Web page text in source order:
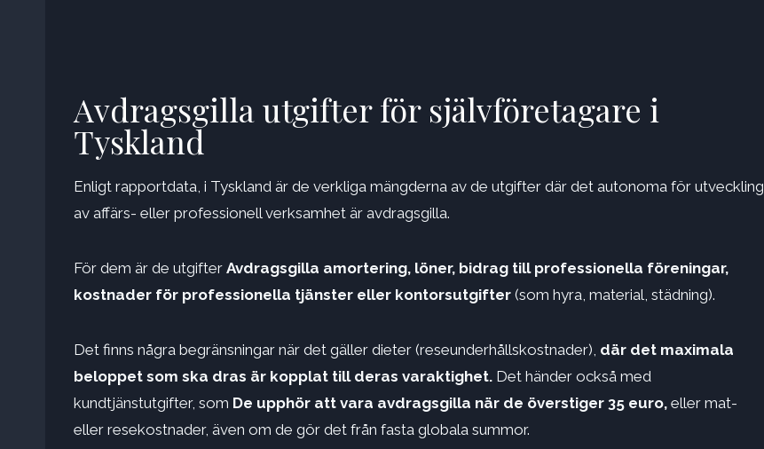
Avdragsgilla utgifter för självföretagare i
Tyskland
Enligt rapportdata, i Tyskland är de verkliga mängderna av de utgifter där det autonoma för utveckling
av affärs- eller professionell verksamhet är avdragsgilla.
För dem är de utgifter Avdragsgilla amortering, löner, bidrag till professionella föreningar,
kostnader för professionella tjänster eller kontorsutgifter (som hyra, material, städning).
Det finns några begränsningar när det gäller dieter (reseunderhållskostnader), där det maximala
beloppet som ska dras är kopplat till deras varaktighet. Det händer också med
kundtjänstutgifter, som De upphör att vara avdragsgilla när de överstiger 35 euro, eller mat-
eller resekostnader, även om de gör det från fasta globala summor.